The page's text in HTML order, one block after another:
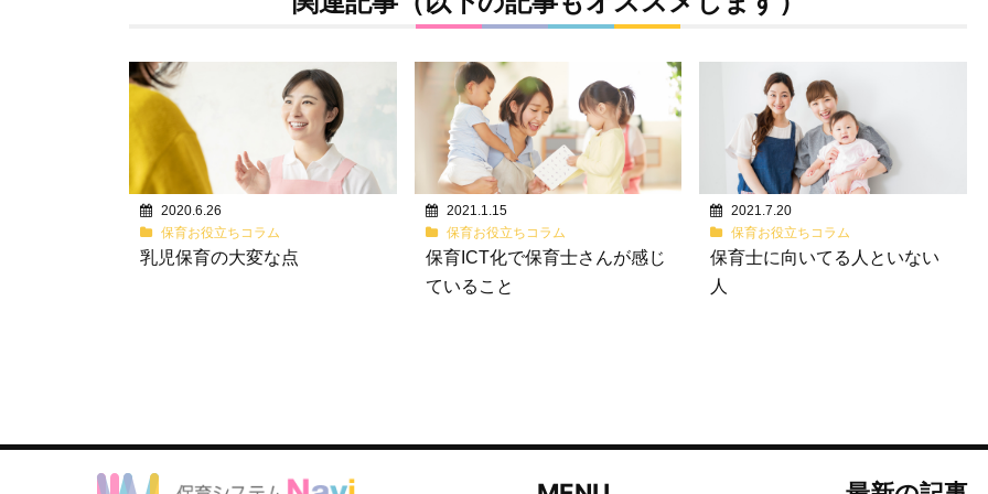
2020.6.26
保育お役立ちコラム
乳児保育の大変な点
2021.1.15
保育お役立ちコラム
保育ICT化で保育士さんが感じ
ていること
2021.7.20
保育お役立ちコラム
保育士に向いてる人といない
人